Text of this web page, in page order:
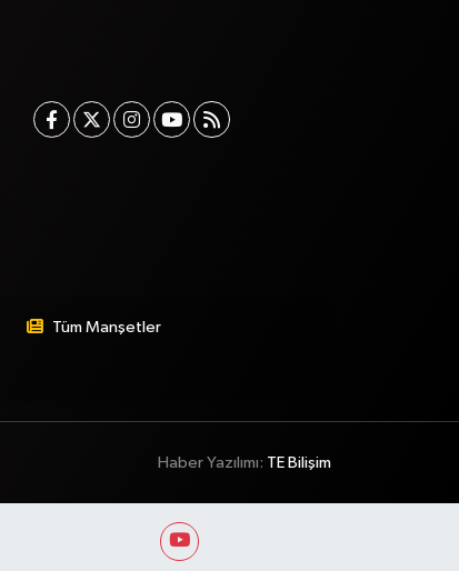
Tüm Manşetler
Haber Yazılımı: TE Bilişim